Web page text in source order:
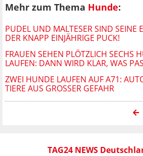
Mehr zum Thema Hunde:
PUDEL UND MALTESER SIND SEINE
ER KNAPP EINJÄHRIGE PUCK!
FRAUEN SEHEN PLÖTZLICH SECHS
AUFEN: DANN WIRD KLAR, WAS
ZWEI HUNDE LAUFEN AUF A71:
TIERE AUS GROSSER GEFAHR
TAG24 NEWS